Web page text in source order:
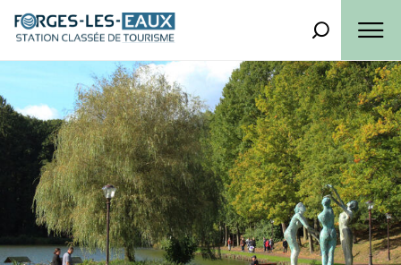
Que
Panneau de gestion des cookies